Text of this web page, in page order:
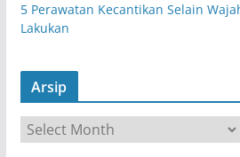
5 Perawatan Kecantikan Selain
Lakukan
Arsip
r